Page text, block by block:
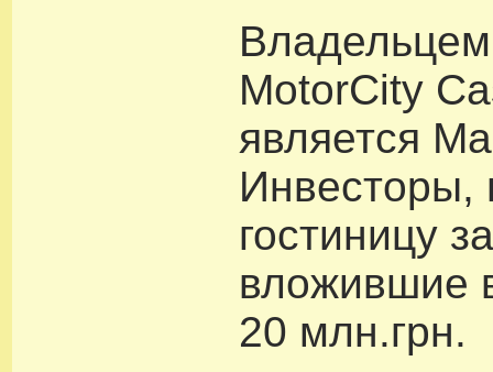
MotorCity
является
Инвесторы,
гостиницу
вложившие
20 млн.грн.